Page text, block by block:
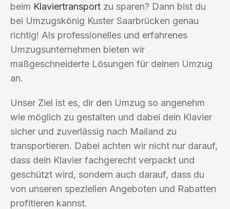
beim Klaviertransport zu sparen? Dann bist du
bei Umzugskönig Kuster Saarbrücken genau
richtig! Als professionelles und erfahrenes
Umzugsunternehmen bieten wir
maßgeschneiderte Lösungen für deinen Umzug
an.
Unser Ziel ist es, dir den Umzug so angenehm
wie möglich zu gestalten und dabei dein Klavier
sicher und zuverlässig nach Mailand zu
transportieren. Dabei achten wir nicht nur darauf,
dass dein Klavier fachgerecht verpackt und
geschützt wird, sondern auch darauf, dass du
von unseren speziellen Angeboten und Rabatten
profitieren kannst.